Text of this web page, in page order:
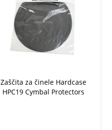
Zaščita za činele Hardcase
HPC19 Cymbal Protectors